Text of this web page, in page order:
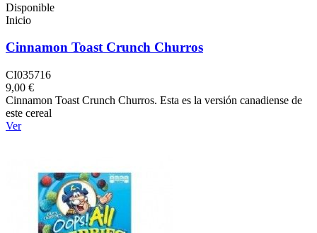
Disponible
Inicio
Cinnamon Toast Crunch Churros
CI035716
9,00 €
Cinnamon Toast Crunch Churros. Esta es la versión canadiense de
este cereal
Ver